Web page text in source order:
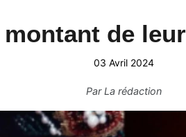
de
03 Avril 2024
ParLa rédaction